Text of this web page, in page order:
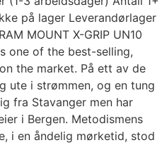
på lager Leverandørlager
MOUNT X-GRIP UN10
one of the best-selling,
the market. På ett av de
ute i strømmen, og en tung
fra Stavanger men har
i Bergen. Metodismens
i en åndelig mørketid, stod